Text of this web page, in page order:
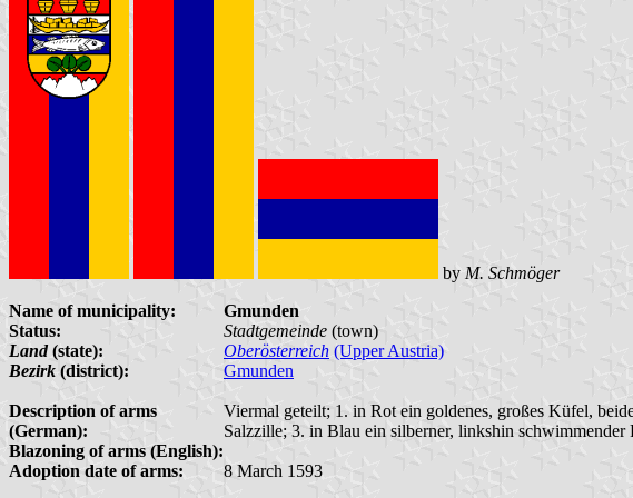
by M. Schmöger
Name of municipality:
Gmunden
Status:
Stadtgemeinde (town)
Land(state): Oberösterreich (Upper Austria)
Bezirk (district): Gmunden
Description of arms
(German):
Viermal geteilt; 1. in Rot ein goldenes, großes Küfel,
Salzzille; 3. in Blau ein silberner, linkshin
Blazoning of arms (English):
Adoption date of arms:
8 March 1593